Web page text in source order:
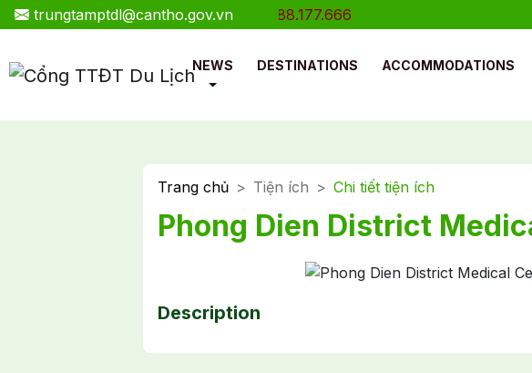
trungtamptdl@cantho.gov.vnHotline: 0888.177.666
NEWS DESTINATIONS ACCOMMODATIONS
Trang chủ Tiện ích Chi tiết tiện ích
Phong Dien District
Description